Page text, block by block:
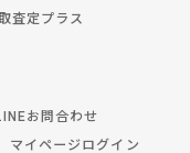
査定プラス
お問合わせ
マイページログイン